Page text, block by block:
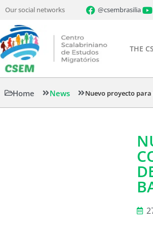
Our social networks @csembrasilia
THE
Home News Nuevo proyecto